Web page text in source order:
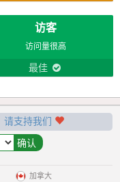
访客
访问量很高
最佳
支持我们
加拿大